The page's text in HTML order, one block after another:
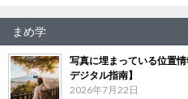
まめ学
写真に埋まっている位置
デジタル指南】
2026年7月22日